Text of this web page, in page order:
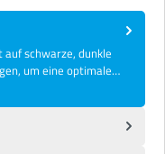
schwarze, dunkle
um eine optimale…